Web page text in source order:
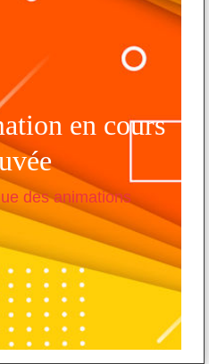
en cours
des animations